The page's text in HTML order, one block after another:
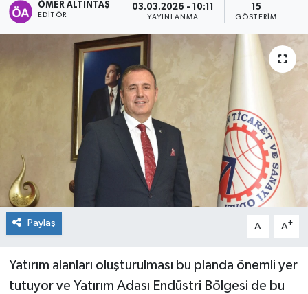
ÖMER ALTINTAŞ
EDITÖR
03.03.2026 - 10:11
YAYINLANMA
15
GÖSTERIM
Paylaş A- A+
Yatırım alanları oluşturulması bu planda önemli yer
tutuyor ve Yatırım Adası Endüstri Bölgesi de bu